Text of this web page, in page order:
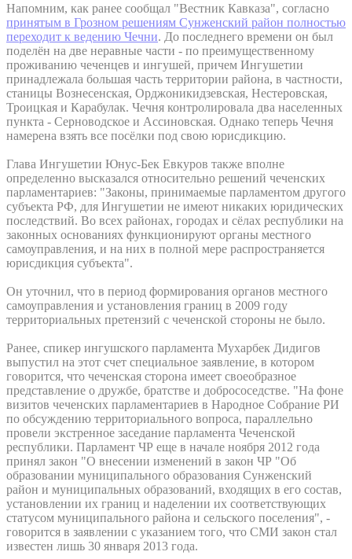
Напомним, как ранее сообщал "Вестник Кавказа", согласно
принятым в Грозном решениям Сунженский район полностью
переходит к ведению Чечни. До последнего времени он был
поделён на две неравные части - по преимущественному
проживанию чеченцев и ингушей, причем Ингушетии
принадлежала большая часть территории района, в частности,
станицы Вознесенская, Орджоникидзевская, Нестеровская,
Троицкая и Карабулак. Чечня контролировала два населенных
пункта - Серноводское и Ассиновская. Однако теперь Чечня
намерена взять все посёлки под свою юрисдикцию.
Глава Ингушетии Юнус-Бек Евкуров также вполне
определенно высказался относительно решений чеченских
парламентариев: "Законы, принимаемые парламентом другого
субъекта РФ, для Ингушетии не имеют никаких юридических
последствий. Во всех районах, городах и сёлах республики на
законных основаниях функционируют органы местного
самоуправления, и на них в полной мере распространяется
юрисдикция субъекта".
Он уточнил, что в период формирования органов местного
самоуправления и установления границ в 2009 году
территориальных претензий с чеченской стороны не было.
Ранее, спикер ингушского парламента Мухарбек Дидигов
выпустил на этот счет специальное заявление, в котором
говорится, что чеченская сторона имеет своеобразное
представление о дружбе, братстве и добрососедстве. "На фоне
визитов чеченских парламентариев в Народное Собрание РИ
по обсуждению территориального вопроса, параллельно
провели экстренное заседание парламента Чеченской
республики. Парламент ЧР еще в начале ноября 2012 года
принял закон "О внесении изменений в закон ЧР "Об
образовании муниципального образования Сунженский
район и муниципальных образований, входящих в его состав,
установлении их границ и наделении их соответствующих
статусом муниципального района и сельского поселения", -
говорится в заявлении с указанием того, что СМИ закон стал
известен лишь 30 января 2013 года.